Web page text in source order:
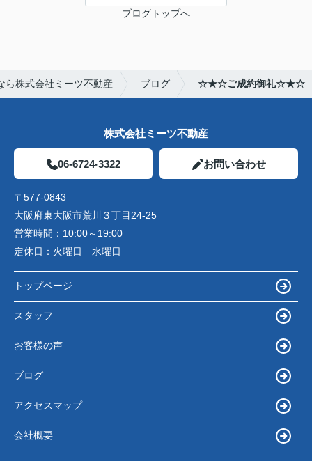
ブログトップへ
ら株式会社ミーツ不動産 ブログ ☆★☆ご成約御礼☆★☆
株式会社ミーツ不動産
06-6724-3322 お問い合わせ
〒577-0843
大阪府東大阪市荒川３丁目24-25
営業時間： 10:00～19:00
定休日： 火曜日 水曜日
トップページ
スタッフ
お客様の声
ブログ
アクセスマップ
会社概要